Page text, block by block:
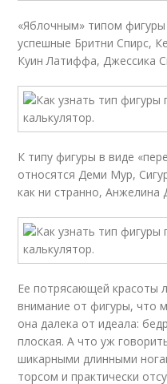
«Яблочным» типом
успешные Бритни Спирс,
Куин Латиффа, Джессика
К типу фигуры в виде
относятся Деми Мур,
как ни странно, Анжелина
Ее потрясающей красоты
внимание от фигуры, что
она далека от идеала:
плоская. А что уж
шикарными длинными
торсом и практически